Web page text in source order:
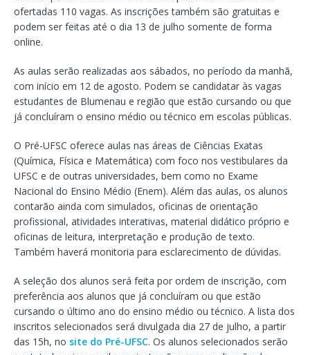
ofertadas 110 vagas. As inscrições também são gratuitas e
podem ser feitas até o dia 13 de julho somente de forma
online.
As aulas serão realizadas aos sábados, no período da manhã,
com início em 12 de agosto. Podem se candidatar às vagas
estudantes de Blumenau e região que estão cursando ou que
já concluíram o ensino médio ou técnico em escolas públicas.
O Pré-UFSC oferece aulas nas áreas de Ciências Exatas
(Química, Física e Matemática) com foco nos vestibulares da
UFSC e de outras universidades, bem como no Exame
Nacional do Ensino Médio (Enem). Além das aulas, os alunos
contarão ainda com simulados, oficinas de orientação
profissional, atividades interativas, material didático próprio e
oficinas de leitura, interpretação e produção de texto.
Também haverá monitoria para esclarecimento de dúvidas.
A seleção dos alunos será feita por ordem de inscrição, com
preferência aos alunos que já concluíram ou que estão
cursando o último ano do ensino médio ou técnico. A lista dos
inscritos selecionados será divulgada dia 27 de julho, a partir
das 15h, no site do Pré-UFSC. Os alunos selecionados serão